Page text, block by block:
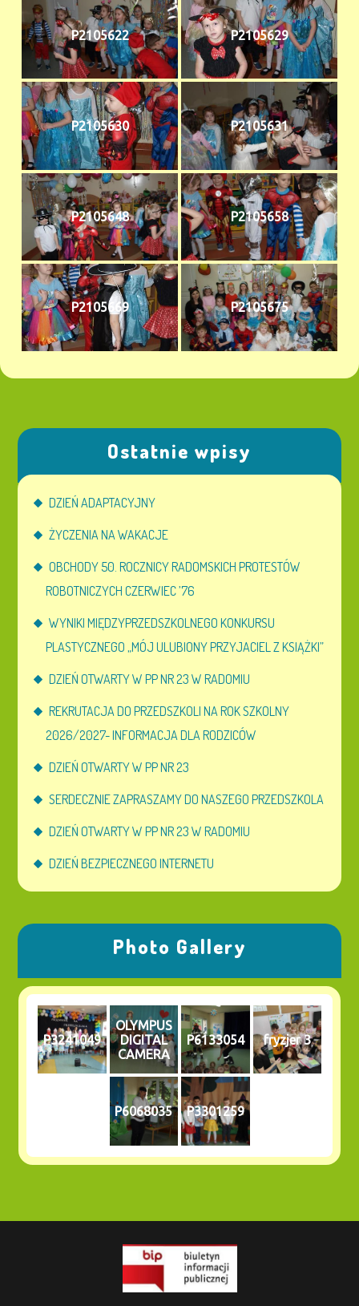
P2105622 P2105629
P2105630 P2105631
P2105648 P2105658
P2105669 P2105675
Ostatnie wpisy
DZIEŃ ADAPTACYJNY
ŻYCZENIA NA WAKACJE
OBCHODY 50. ROCZNICY RADOMSKICH PROTESTÓW
ROBOTNICZYCH CZERWIEC ’76
WYNIKI MIĘDZYPRZEDSZKOLNEGO KONKURSU
PLASTYCZNEGO „MÓJ ULUBIONY PRZYJACIEL Z KSIĄŻKI”
DZIEŃ OTWARTY W PP NR 23 W RADOMIU
REKRUTACJA DO PRZEDSZKOLI NA ROK SZKOLNY
2026/2027- INFORMACJA DLA RODZICÓW
DZIEŃ OTWARTY W PP NR 23
SERDECZNIE ZAPRASZAMY DO NASZEGO PRZEDSZKOLA
DZIEŃ OTWARTY W PP NR 23 W RADOMIU
DZIEŃ BEZPIECZNEGO INTERNETU
Photo Gallery
P3241049
OLYMPUS
DIGITAL
CAMERA
P6133054 fryzjer 3
P6068035 P3301259